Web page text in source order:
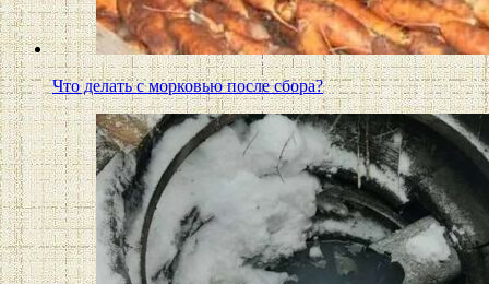
Что делать с морковью после сбора?